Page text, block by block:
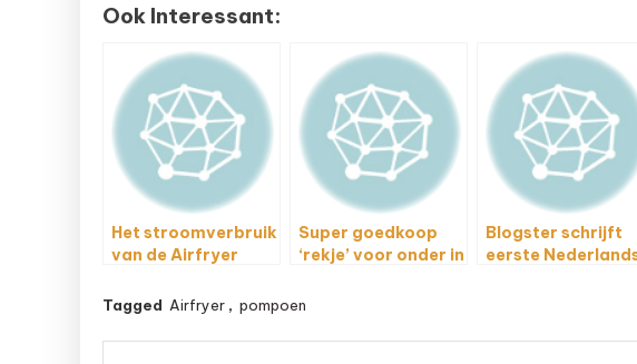
Ook Interessant:
Het stroomverbruik
van de Airfryer
Super goedkoop
‘rekje’ voor onder in
Blogster schrijft
eerste
Tagged Airfryer , pompoen